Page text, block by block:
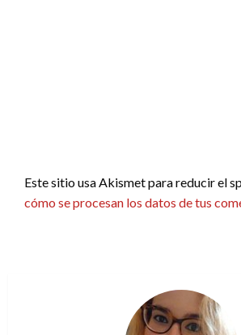
Este sitio usa Akismet para reducir el
cómo se procesan los datos de tus